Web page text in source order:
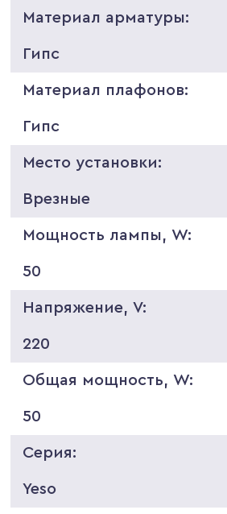
Материал арматуры:
Гипс
Материал плафонов:
Гипс
Место установки:
Врезные
Мощность лампы, W:
50
Напряжение, V:
220
Общая мощность, W:
50
Серия:
Yeso